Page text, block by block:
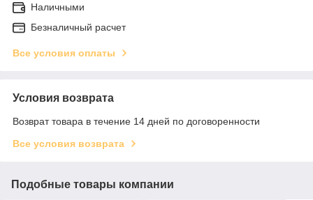
Наличными
Безналичный расчет
Все условия оплаты
Условия возврата
Возврат товара в течение 14 дней по договоренности
Все условия возврата
Подобные товары компании